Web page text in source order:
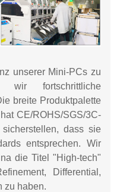
unserer Mini-PCs zu
wir fortschrittliche
breite Produktpalette
CE/ROHS/SGS/3C-
dass sie
entsprechen. Wir
die Titel "High-tech"
Differential,
zu haben.